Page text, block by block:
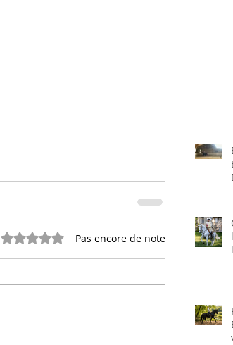
Noté 0 étoile sur 5.Pas encore de note